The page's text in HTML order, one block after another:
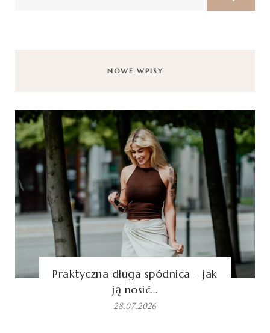
NOWE WPISY
Praktyczna długa spódnica – jak
ją nosić…
28.07.2026